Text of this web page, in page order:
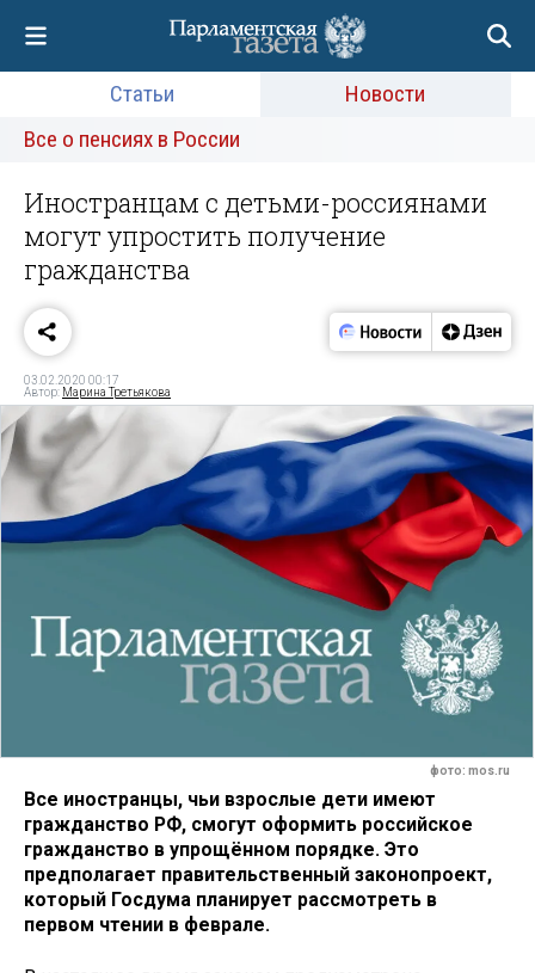
Статьи
Новости
Все о пенсиях в России
Иностранцам с детьми-россиянами
могут упростить получение
гражданства
03.02.2020 00:17
Автор: Марина Третьякова
фото: mos.ru
Все иностранцы, чьи взрослые дети имеют
гражданство РФ, смогут оформить российское
гражданство в упрощённом порядке. Это
предполагает правительственный законопроект,
который Госдума планирует рассмотреть в
первом чтении в феврале.